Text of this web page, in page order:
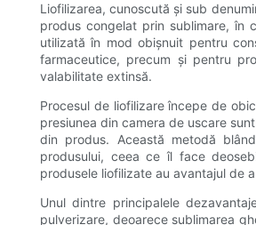
Liofilizarea, cunoscută și sub
produs congelat prin sublimare, în
utilizată în mod obișnuit pentru
farmaceutice, precum și pentru
valabilitate extinsă.
Procesul de liofilizare începe de
presiunea din camera de uscare
din produs. Această metodă
produsului, ceea ce îl face
produsele liofilizate au avantajul de
Unul dintre principalele
pulverizare, deoarece sublimarea